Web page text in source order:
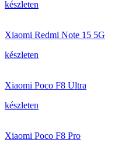
készleten
Xiaomi Redmi Note 15 5G
készleten
Xiaomi Poco F8 Ultra
készleten
Xiaomi Poco F8 Pro